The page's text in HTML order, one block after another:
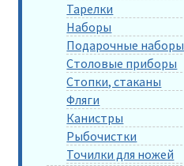
Тарелки
Наборы
Подарочные наборы
Столовые приборы
Стопки, стаканы
Фляги
Канистры
Рыбочистки
Точилки для ножей